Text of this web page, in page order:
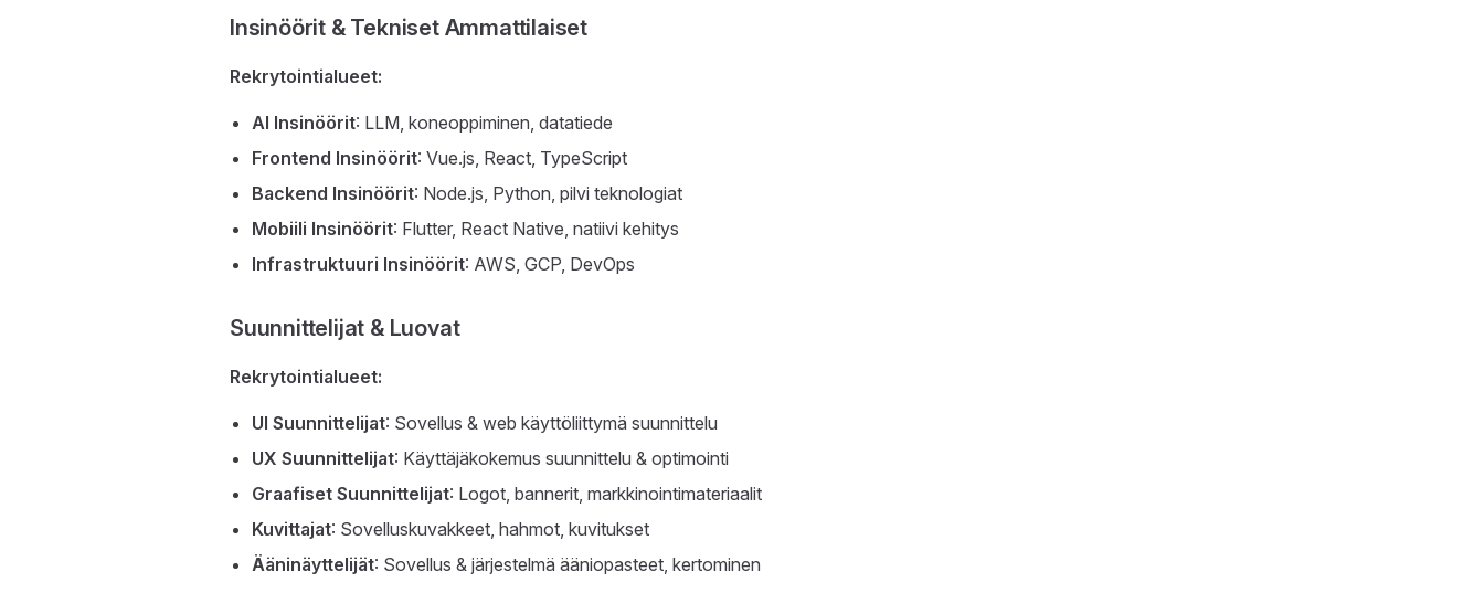
Insinöörit & Tekniset Ammattilaiset
Rekrytointialueet:
AI Insinöörit: LLM, koneoppiminen, datatiede
Frontend Insinöörit: Vue.js, React, TypeScript
Backend Insinöörit: Node.js, Python, pilvi teknologiat
Mobiili Insinöörit: Flutter, React Native, natiivi kehitys
Infrastruktuuri Insinöörit: AWS, GCP, DevOps
Suunnittelijat & Luovat
Rekrytointialueet:
UI Suunnittelijat: Sovellus & web käyttöliittymä suunnittelu
UX Suunnittelijat: Käyttäjäkokemus suunnittelu & optimointi
Graafiset Suunnittelijat: Logot, bannerit, markkinointimateriaalit
Kuvittajat: Sovelluskuvakkeet, hahmot, kuvitukset
Ääninäyttelijät: Sovellus & järjestelmä ääniopasteet, kertominen